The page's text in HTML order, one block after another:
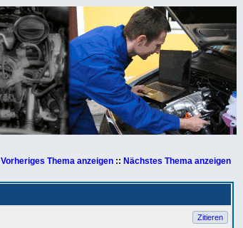
Vorheriges Thema anzeigen :: Nächstes Thema anzeigen
Zitieren